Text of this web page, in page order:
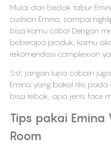
Mulai dari bedak tabur
cushion Emina, sampai
bisa kamu coba! Dengan
beberapa produk, kamu
rekomendasi complexion
Sst, jangan lupa cobain
Emina yang bakal rilis
bisa tebak, apa jenis face
Tips pakai Emina
Room